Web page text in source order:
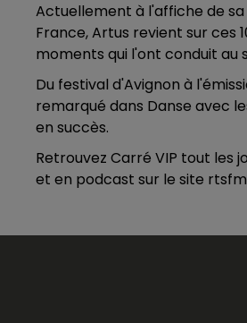
Actuellement à l'affiche de
France, Artus revient sur ces
moments qui l'ont conduit au
Du festival d'Avignon à
remarqué dans Danse avec
en succès.
Retrouvez Carré VIP tout les
et en podcast sur le site